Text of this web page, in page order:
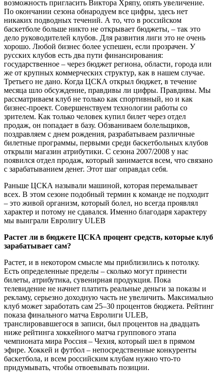
возможность пригласить Виктора Хряпу, опять увеличение.
По окончании сезона обнародуем все цифры, здесь нет
никаких подводных течений. А то, что в российском
баскетболе больше никто не открывает бюджеты, – так это
дело руководителей клубов. Для развития лиги это не очень
хорошо. Любой бизнес более успешен, если прозрачен. У
русских клубов есть два пути финансирования:
государственное – через бюджет региона, области, города или
же от крупных коммерческих структур, как в нашем случае.
Третьего не дано. Когда ЦСКА открыл бюджет, в течение
месяца шло обсуждение, правдивы ли цифры. Правдивы. Мы
рассматриваем клуб не только как спортивный, но и как
бизнес-проект. Совершенствуем технологии работы со
зрителем. Как только человек купил билет через отдел
продаж, он попадает в базу. Обзваниваем болельщиков,
поздравляем с днем рождения, разрабатываем различные
билетные программы, первыми среди баскетбольных клубов
открыли магазин атрибутики. С сезона 2007/2008 у нас
появился отдел продаж, который занимается всем, что связано
с зарабатыванием денег. Этот шаг оправдал себя.
Раньше ЦСКА называли машиной, которая перемалывает
всех. В этом сезоне подобный термин к команде не подходит
– это живой организм, который болел, но всегда проявлял
характер и потому не сдавался. Именно благодаря характеру
мы выиграли Евролигу ULEB
Растет ли в бюджете ЦСКА процент средств, которые клуб
зарабатывает сам?
Растет, и в некотором смысле мы прибли­зились к потолку.
Есть определенные пределы – сколько могут принести
билеты, атрибутика, сувенирная продукция. Пока
телевидение не начнет платить реальные деньги за показы и
рекламу, серьезно доходную часть не увеличить. Максимально
клуб может заработать сам 25–30 процентов бюджета. Рейтинг
показа финального матча Евролиги ULEB,
транслировавшегося в записи, был процентов на двадцать
ниже рейтинга хоккейного матча группового этапа
чемпионата мира Россия – Чехия, который шел в прямом
эфире. Хоккей и футбол – непосредственные конкуренты
баскетбола, и всем российским клубам нужно что-то
придумывать, чтобы отвоевывать позиции.